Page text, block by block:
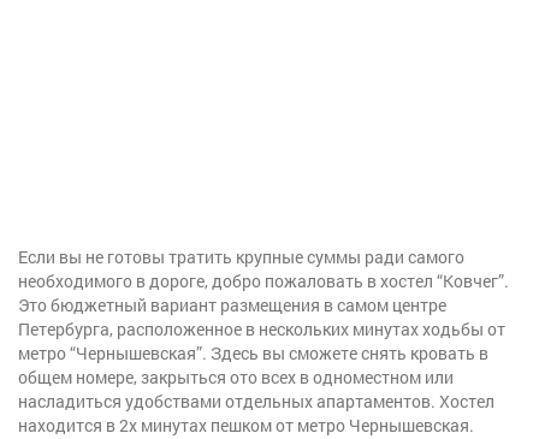
Если вы не готовы тратить крупные суммы ради самого
необходимого в дороге, добро пожаловать в хостел “Ковчег”.
Это бюджетный вариант размещения в самом центре
Петербурга, расположенное в нескольких минутах ходьбы от
метро “Чернышевская”. Здесь вы сможете снять кровать в
общем номере, закрыться ото всех в одноместном или
насладиться удобствами отдельных апартаментов. Хостел
находится в 2х минутах пешком от метро Чернышевская.